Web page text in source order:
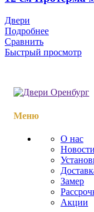
Двери
Подробнее
Сравнить
Быстрый просмотр
Меню
О нас
Новости
Замер
Акции